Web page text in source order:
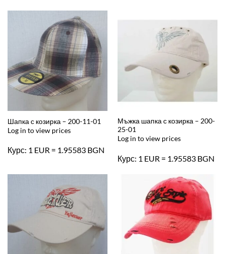
Шапка с козирка – 200-11-01
Log in to view prices
Курс: 1 EUR = 1.95583 BGN
Мъжка шапка с козирка – 200-
25-01
Log in to view prices
Курс: 1 EUR = 1.95583 BGN